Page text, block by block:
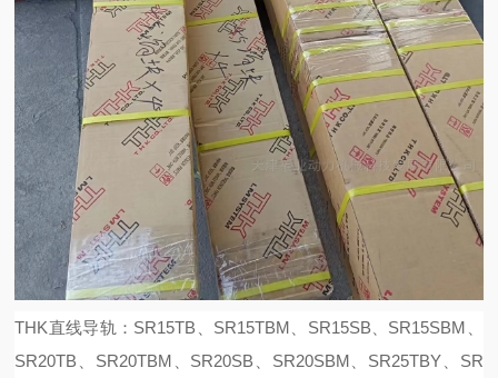
THK直线导轨：SR15TB、SR15TBM、SR15SB、SR15SBM、
SR20TB、SR20TBM、SR20SB、SR20SBM、SR25TBY、SR